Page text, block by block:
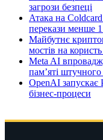
загрози безпеці
Атака на
перекази менше
Майбутнє
мостів на
Meta AI
пам’яті штучного
OpenAI запускає
бізнес-процеси